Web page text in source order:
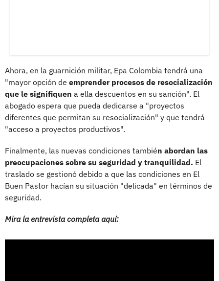
Ahora, en la guarnición militar, Epa Colombia tendrá una
"mayor opción de emprender procesos de resocialización
que le signifiquen a ella descuentos en su sanción". El
abogado espera que pueda dedicarse a "proyectos
diferentes que permitan su resocialización" y que tendrá
"acceso a proyectos productivos".
Finalmente, las nuevas condiciones también abordan las
preocupaciones sobre su seguridad y tranquilidad. El
traslado se gestionó debido a que las condiciones en El
Buen Pastor hacían su situación "delicada" en términos de
seguridad.
Mira la entrevista completa aquí: